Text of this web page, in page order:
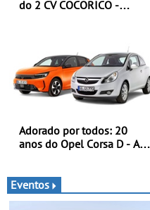
do 2 CV COCORICO -
Adorado por todos: 20
anos do Opel Corsa D - A
no Salão Internacional do
Automóvel Britânico, em
Eventos